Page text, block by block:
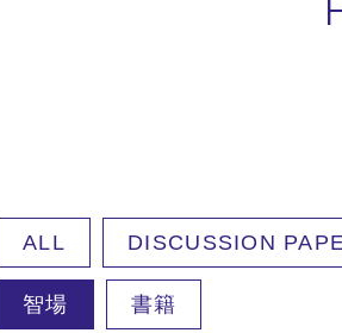
ALL DISCUSSION
智場 書籍